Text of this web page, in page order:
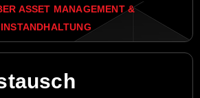
ASSET MANAGEMENT &
INSTANDHALTUNG